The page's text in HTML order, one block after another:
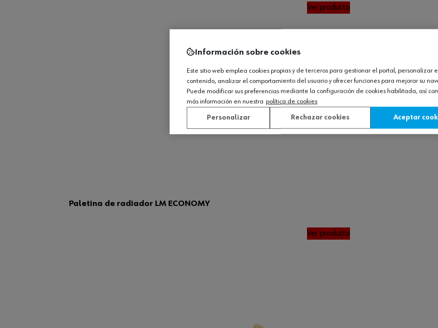
Ver producto
Paletina de radiador LM ECONOMY
Ver producto
Información sobre cookies
Este sitio web emplea cookies propias y de terceros para gestionar el portal, personalizar
contenido, analizar el comportamiento del usuario y ofrecer funciones para mejorar su
Puede modificar sus preferencias mediante la configuración de cookies habilitada, así
más información en nuestra política de cookies
Personalizar Rechazar cookies Aceptar